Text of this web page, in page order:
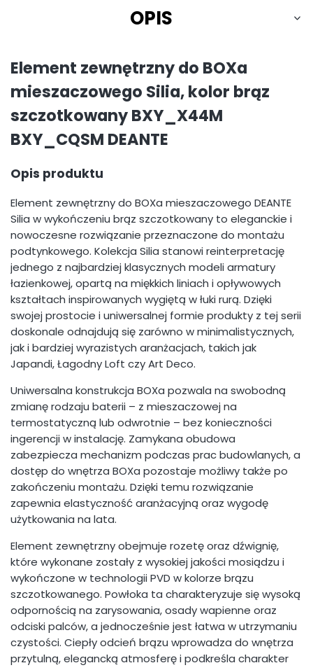
OPIS
Element zewnętrzny do BOXa
mieszaczowego Silia, kolor brąz
szczotkowany BXY_X44M
BXY_CQSM DEANTE
Opis produktu
Element zewnętrzny do BOXa mieszaczowego DEANTE
Silia w wykończeniu brąz szczotkowany to eleganckie i
nowoczesne rozwiązanie przeznaczone do montażu
podtynkowego. Kolekcja Silia stanowi reinterpretację
jednego z najbardziej klasycznych modeli armatury
łazienkowej, opartą na miękkich liniach i opływowych
kształtach inspirowanych wygiętą w łuki rurą. Dzięki
swojej prostocie i uniwersalnej formie produkty z tej serii
doskonale odnajdują się zarówno w minimalistycznych,
jak i bardziej wyrazistych aranżacjach, takich jak
Japandi, Łagodny Loft czy Art Deco.
Uniwersalna konstrukcja BOXa pozwala na swobodną
zmianę rodzaju baterii – z mieszaczowej na
termostatyczną lub odwrotnie – bez konieczności
ingerencji w instalację. Zamykana obudowa
zabezpiecza mechanizm podczas prac budowlanych, a
dostęp do wnętrza BOXa pozostaje możliwy także po
zakończeniu montażu. Dzięki temu rozwiązanie
zapewnia elastyczność aranżacyjną oraz wygodę
użytkowania na lata.
Element zewnętrzny obejmuje rozetę oraz dźwignię,
które wykonane zostały z wysokiej jakości mosiądzu i
wykończone w technologii PVD w kolorze brązu
szczotkowanego. Powłoka ta charakteryzuje się wysoką
odpornością na zarysowania, osady wapienne oraz
odciski palców, a jednocześnie jest łatwa w utrzymaniu
czystości. Ciepły odcień brązu wprowadza do wnętrza
przytulną, elegancką atmosferę i podkreśla charakter